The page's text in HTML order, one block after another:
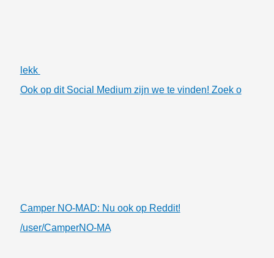
lekk
Ook op dit Social Medium zijn we te vinden! Zoek o
Camper NO-MAD: Nu ook op Reddit!
/user/CamperNO-MA